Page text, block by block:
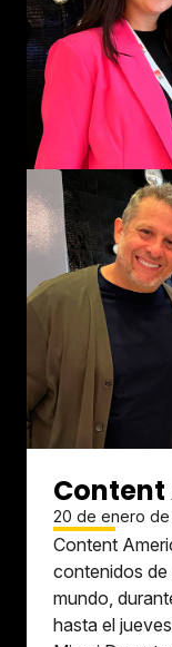
Content
20 de enero de
Content
contenidos de
mundo,
hasta el